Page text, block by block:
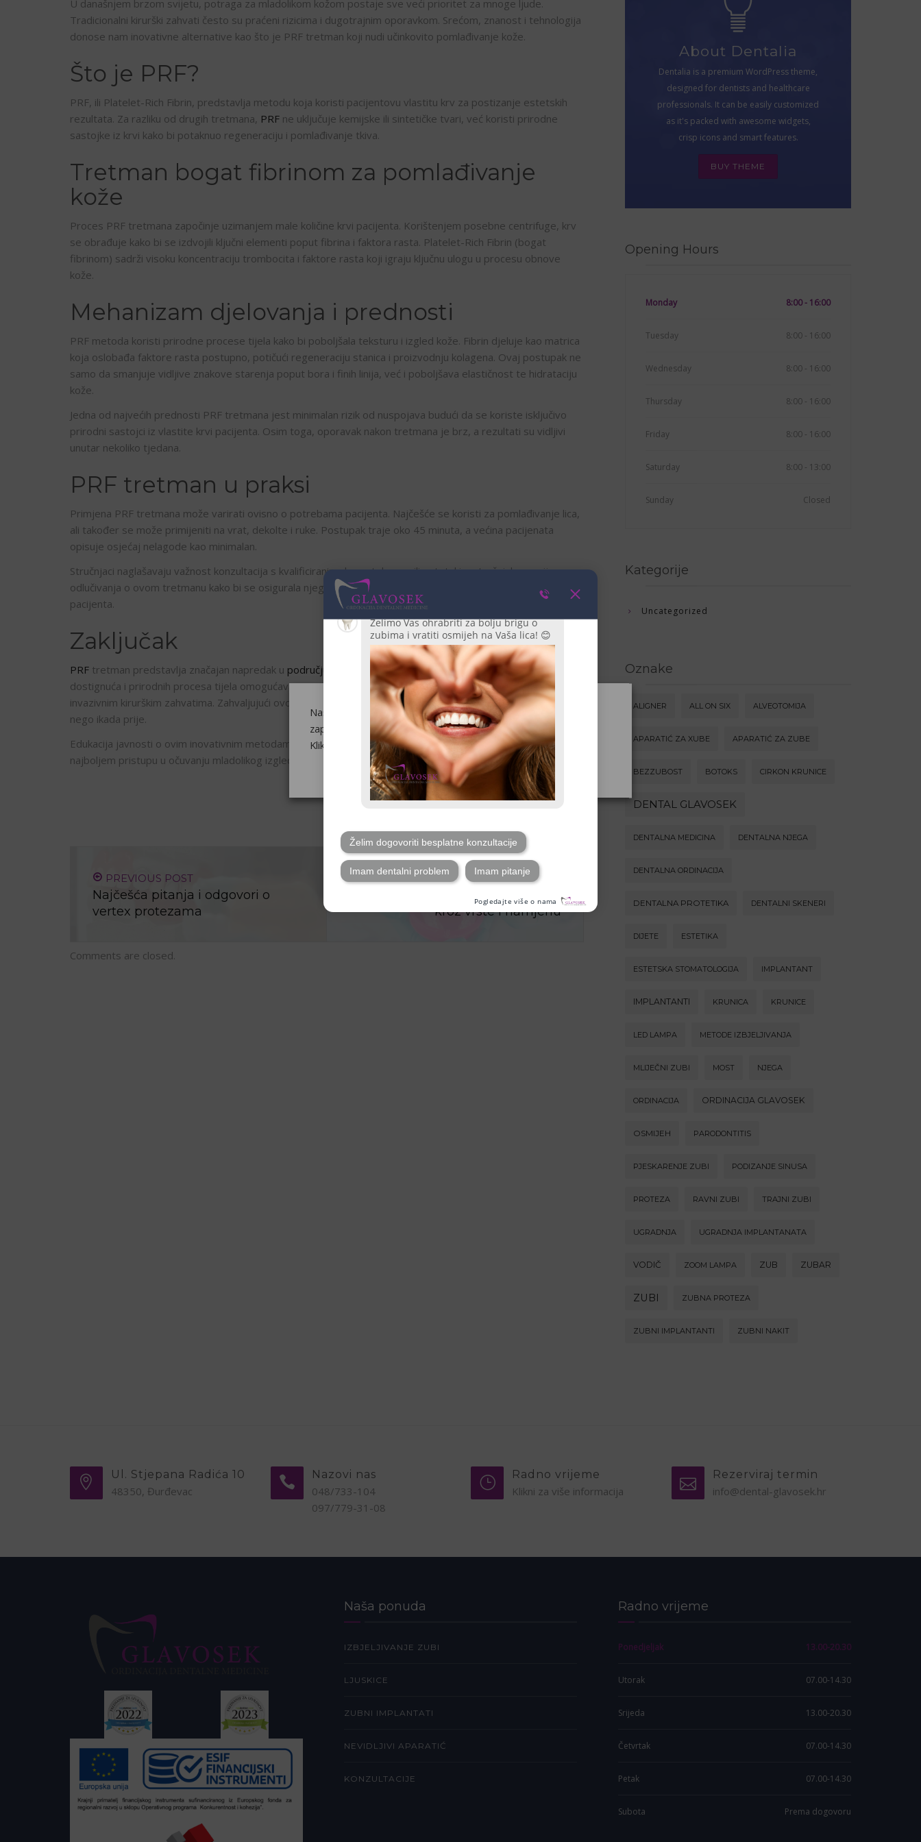
U današnjem brzom svijetu, potraga za mladolikom kožom postaje sve veći prioritet za mnoge ljude.
Tradicionalni kirurški zahvati često su praćeni rizicima i dugotrajnim oporavkom. Srećom, znanost i tehnologija
donose nam inovativne alternative kao što je PRF tretman koji nudi učinkovito pomlađivanje kože.
Što je PRF?
PRF, ili Platelet-Rich Fibrin, predstavlja metodu koja koristi pacijentovu vlastitu krv za postizanje estetskih
rezultata. Za razliku od drugih tretmana, PRF ne uključuje kemijske ili sintetičke tvari, već koristi prirodne
sastojke iz krvi kako bi potaknuo regeneraciju i pomlađivanje tkiva.
Tretman bogat fibrinom za pomlađivanje
kože
Proces PRF tretmana započinje uzimanjem male količine krvi pacijenta. Korištenjem posebne centrifuge, krv
se obrađuje kako bi se izdvojili ključni elementi poput fibrina i faktora rasta. Platelet-Rich Fibrin (bogat
fibrinom) sadrži visoku koncentraciju trombocita i faktore rasta koji igraju ključnu ulogu u procesu obnove
kože.
Mehanizam djelovanja i prednosti
PRF metoda koristi prirodne procese tijela kako bi poboljšala teksturu i izgled kože. Fibrin djeluje kao matrica
koja oslobađa faktore rasta postupno, potičući regeneraciju stanica i proizvodnju kolagena. Ovaj postupak ne
samo da smanjuje vidljive znakove starenja poput bora i finih linija, već i poboljšava elastičnost te hidrataciju
kože.
Jedna od najvećih prednosti PRF tretmana jest minimalan rizik od nuspojava budući da se koriste isključivo
prirodni sastojci iz vlastite krvi pacijenta. Osim toga, oporavak nakon tretmana je brz, a rezultati su vidljivi
unutar nekoliko tjedana.
PRF tretman u praksi
Primjena PRF tretmana može varirati ovisno o potrebama pacijenta. Najčešće se koristi za pomlađivanje lica,
ali također se može primijeniti na vrat, dekolte i ruke. Postupak traje oko 45 minuta, a većina pacijenata
opisuje osjećaj nelagode kao minimalan.
Stručnjaci naglašavaju važnost konzultacija s kvalificiranim dermatologom ili estetskim stručnjakom prije
odlučivanja o ovom tretmanu kako bi se osigurala njegova prikladnost za individualne potrebe svakog
pacijenta.
Zaključak
PRF tretman predstavlja značajan napredak u području estetske medicine. Kombinacija znanstvenih
dostignuća i prirodnih procesa tijela omogućava nam postizanje impresivnih rezultata bez potrebe za
invazivnim kirurškim zahvatima. Zahvaljujući ovoj metodi, pomlađivanje kože postalo je dostupnije i sigurnije
nego ikada prije.
Edukacija javnosti o ovim inovativnim metodama ključna je kako bismo omogućili informirane odluke o
najboljem pristupu u očuvanju mladolikog izgleda na prirodan način.
PREVIOUS POST
Najčešća pitanja i odgovori o
vertex protezama
NEXT POST
Terapijska udlaga za zube: Vodič
kroz vrste i namjenu
Comments are closed.
About Dentalia
Dentalia is a premium WordPress theme,
designed for dentists and healthcare
professionals. It can be easily customized
as it's packed with awesome widgets,
crisp icons and smart features.
BUY THEME
Opening Hours
Monday 8:00 - 16:00
Tuesday 8:00 - 16:00
Wednesday 8:00 - 16:00
Thursday 8:00 - 16:00
Friday 8:00 - 16:00
Saturday 8:00 - 13:00
Sunday Closed
Kategorije
Uncategorized
Oznake
ALIGNER ALL ON SIX ALVEOTOMIJA
APARATIĆ ZA XUBE APARATIĆ ZA ZUBE
BEZZUBOST BOTOKS CIRKON KRUNICE
DENTAL GLAVOSEK
DENTALNA MEDICINA DENTALNA NJEGA
DENTALNA ORDINACIJA
DENTALNA PROTETIKA DENTALNI SKENERI
DIJETE ESTETIKA
ESTETSKA STOMATOLOGIJA IMPLANTANT
IMPLANTANTI KRUNICA KRUNICE
LED LAMPA METODE IZBJELJIVANJA
MLIJEČNI ZUBI MOST NJEGA
ORDINACIJA ORDINACIJA GLAVOSEK
OSMIJEH PARODONTITIS
PJESKARENJE ZUBI PODIZANJE SINUSA
PROTEZA RAVNI ZUBI TRAJNI ZUBI
UGRADNJA UGRADNJA IMPLANTANATA
VODIČ ZOOM LAMPA ZUB ZUBAR
ZUBI ZUBNA PROTEZA
ZUBNI IMPLANTANTI ZUBNI NAKIT
Ul. Stjepana Radića 10
48350, Đurđevac
Nazovi nas
048/733-104
097/779-31-08
Radno vrijeme
Klikni za više informacija
Rezerviraj termin
info@dental-glavosek.hr
Naša ponuda
IZBJELJIVANJE ZUBI
LJUSKICE
ZUBNI IMPLANTATI
NEVIDLJIVI APARATIĆ
KONZULTACIJE
Radno vrijeme
Ponedjeljak 13.00-20.30
Utorak 07.00-14.30
Srijeda 13.00-20.30
Četvrtak 07.00-14.30
Petak 07.00-14.30
Subota Prema dogovoru
Naša web-stranica upotrebljava kolačiće kako bismo Vas
zapamtili i razumjeli kako upotrebljavate našu web-stranicu.
Klikom na "Prihvaćam" pristajete na upotrebu SVIH kolačića.
Saznaj više Postavke kolačića Prihvaćam